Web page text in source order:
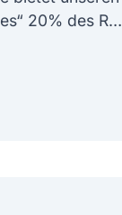
20% des R…